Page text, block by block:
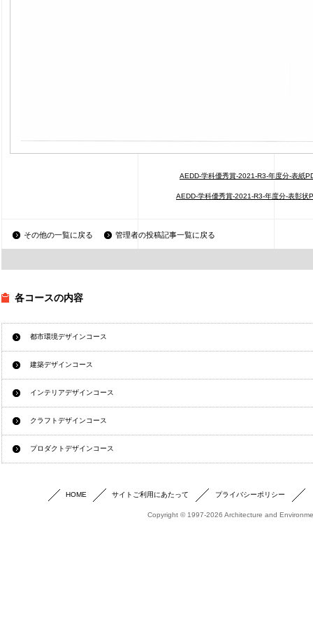
AEDD-学科優秀賞-2021-R3-年度分-表紙
AEDD-学科優秀賞-2021-R3-年度分-表彰状
その他の一覧に戻る 管理者の投稿記事一覧に戻る
各コースの内容
都市環境デザインコース
建築デザインコース
インテリアデザインコース
クラフトデザインコース
プロダクトデザインコース
HOME サイトご利用にあたって プライバシーポリシー
Copyright © 1997-2026 Architecture and